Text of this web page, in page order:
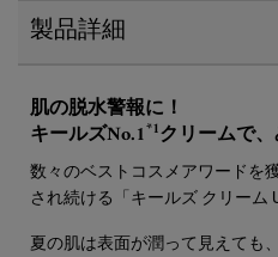
製品詳細
肌の脱水警報に！
キールズNo.1*1クリームで
数々のベストコスメアワードを
され続ける「キールズ クリーム
夏の肌は表面が潤って見えても